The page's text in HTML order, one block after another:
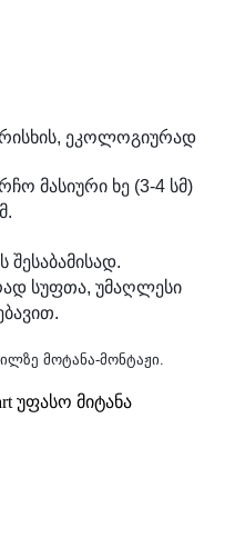
ეკოლოგიურად
მასიური ხე (3-4 სმ)
სუფთა, უმაღლესი
მოტანა-მონტაჟი.
უფასო მიტანა